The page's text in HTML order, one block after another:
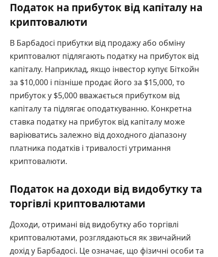
Податок на прибуток від капіталу на
криптовалюти
В Барбадосі прибутки від продажу або обміну
криптовалют підлягають податку на прибуток від
капіталу. Наприклад, якщо інвестор купує Біткойн
за $10,000 і пізніше продає його за $15,000, то
прибуток у $5,000 вважається прибутком від
капіталу та підлягає оподаткуванню. Конкретна
ставка податку на прибуток від капіталу може
варіюватись залежно від доходного діапазону
платника податків і тривалості утримання
криптовалюти.
Податок на доходи від видобутку та
торгівлі криптовалютами
Доходи, отримані від видобутку або торгівлі
криптовалютами, розглядаються як звичайний
дохід у Барбадосі. Це означає, що фізичні особи та